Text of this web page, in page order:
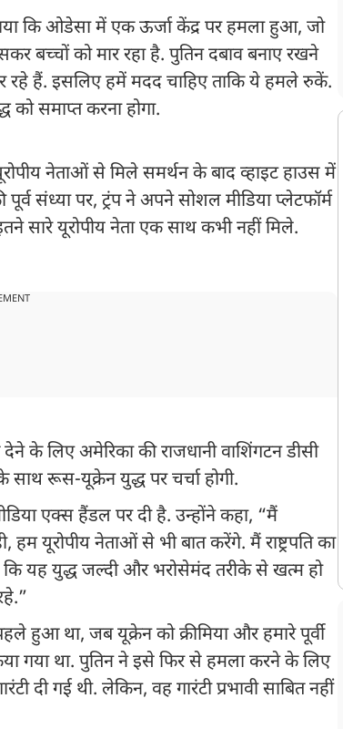
कि ओडेसा में एक ऊर्जा केंद्र पर हमला हुआ, जो
बच्चों को मार रहा है. पुतिन दबाव बनाए रखने
रहे हैं. इसलिए हमें मदद चाहिए ताकि ये हमले रुकें.
को समाप्त करना होगा.
यूरोपीय नेताओं से मिले समर्थन के बाद व्हाइट हाउस में
संध्या पर, ट्रंप ने अपने सोशल मीडिया प्लेटफॉर्म
सारे यूरोपीय नेता एक साथ कभी नहीं मिले.
देने के लिए अमेरिका की राजधानी वाशिंगटन डीसी
साथ रूस-यूक्रेन युद्ध पर चर्चा होगी.
एक्स हैंडल पर दी है. उन्होंने कहा, “मैं
हम यूरोपीय नेताओं से भी बात करेंगे. मैं राष्ट्रपति का
यह युद्ध जल्दी और भरोसेमंद तरीके से खत्म हो
हुआ था, जब यूक्रेन को क्रीमिया और हमारे पूर्वी
गया था. पुतिन ने इसे फिर से हमला करने के लिए
दी गई थी. लेकिन, वह गारंटी प्रभावी साबित नहीं